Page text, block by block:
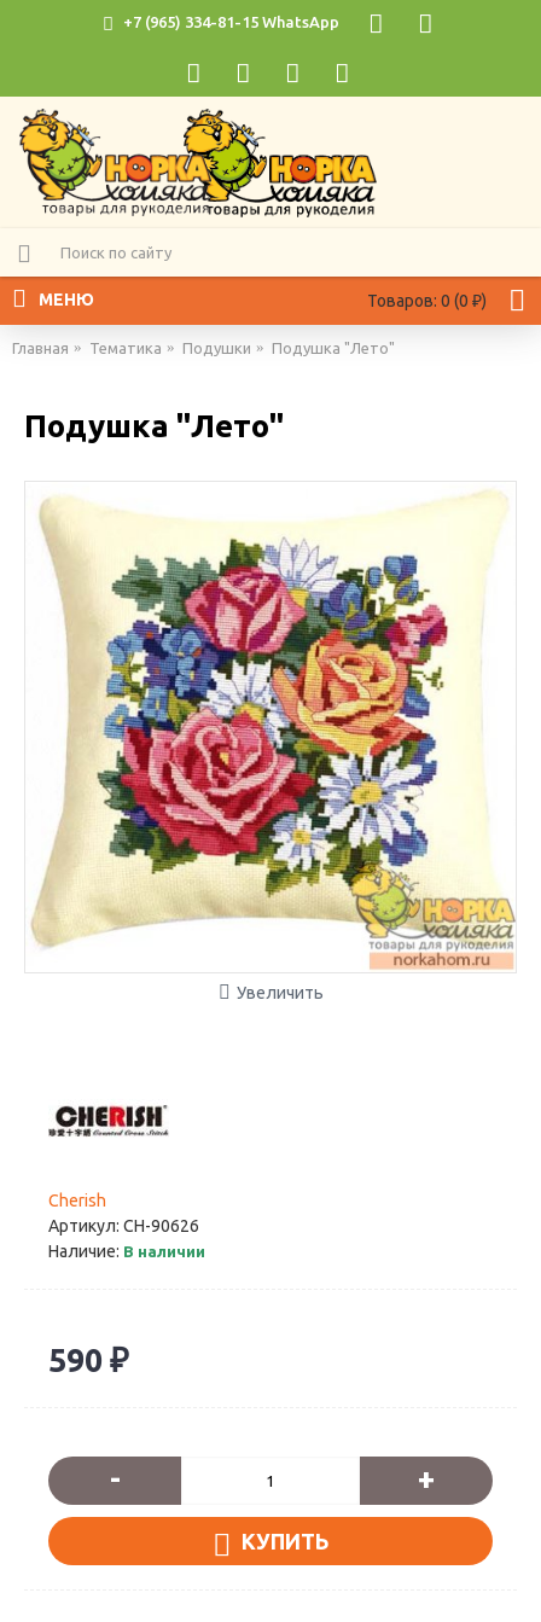
+7 (965) 334-81-15 WhatsApp
Товаров: 0 (0 ₽)
МЕНЮ
Главная Тематика Подушки Подушка "Лето"
Подушка "Лето"
Увеличить
Cherish
Артикул: CH-90626
Наличие: В наличии
590 ₽
- +
КУПИТЬ